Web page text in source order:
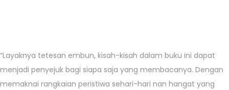
“Layaknya tetesan embun, kisah-kisah dalam buku ini dapat
menjadi penyejuk bagi siapa saja yang membacanya. Dengan
memaknai rangkaian peristiwa sehari-hari nan hangat yang